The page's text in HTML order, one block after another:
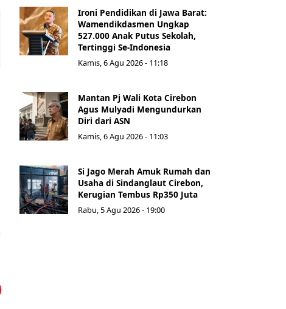
Ironi Pendidikan di Jawa Barat:
Wamendikdasmen Ungkap
527.000 Anak Putus Sekolah,
Tertinggi Se-Indonesia
Kamis, 6 Agu 2026 - 11:18
Mantan Pj Wali Kota Cirebon
Agus Mulyadi Mengundurkan
Diri dari ASN
Kamis, 6 Agu 2026 - 11:03
Si Jago Merah Amuk Rumah dan
Usaha di Sindanglaut Cirebon,
Kerugian Tembus Rp350 Juta
Rabu, 5 Agu 2026 - 19:00